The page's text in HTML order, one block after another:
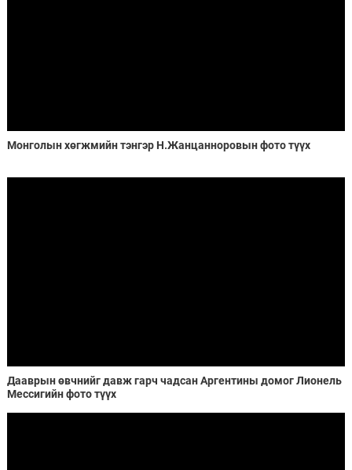
Монголын хөгжмийн тэнгэр Н.Жанцанноровын фото түүх
Дааврын өвчнийг давж гарч чадсан Аргентины домог Лионель
Мессигийн фото түүх